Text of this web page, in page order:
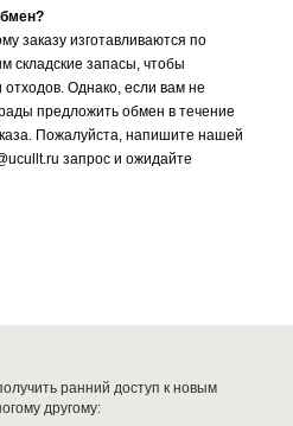
заказу изготавливаются по
складские запасы, чтобы
Однако, если вам не
предложить обмен в течение
Пожалуйста, напишите нашей
запрос и ожидайте
ранний доступ к новым
другому: